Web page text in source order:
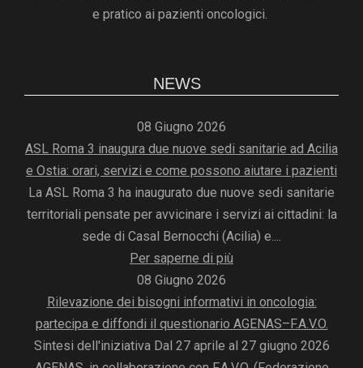
e pratico ai pazienti oncologici.
NEWS
08 Giugno 2026
ASL Roma 3 inaugura due nuove sedi sanitarie ad Acilia
e Ostia: orari, servizi e come possono aiutare i pazienti
La ASL Roma 3 ha inaugurato due nuove sedi sanitarie
territoriali pensate per avvicinare i servizi ai cittadini: la
sede di Casal Bernocchi (Acilia) e....
Per saperne di più
08 Giugno 2026
Rilevazione dei bisogni informativi in oncologia:
partecipa e diffondi il questionario AGENAS–F.A.V.O.
Sintesi dell'iniziativa Dal 27 aprile al 27 giugno 2026